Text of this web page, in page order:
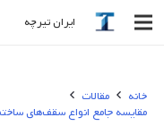
ایران تیرچه
خانه
مقالات
مقایسه جامع انواع سقف‌های